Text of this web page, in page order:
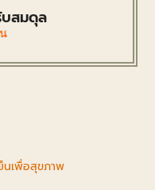
สมดุล
นเพื่อสุขภาพ